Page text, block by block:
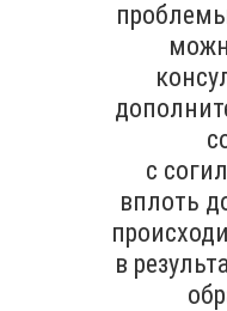
с
вплоть
в